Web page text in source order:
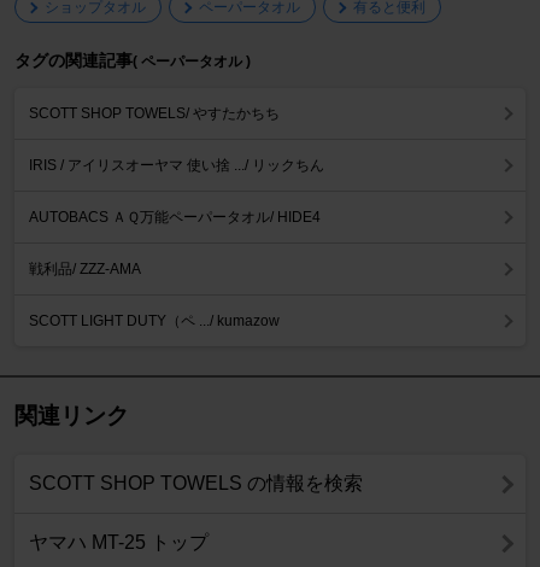
ショップタオル ペーパータオル 有ると便利
タグの関連記事( ペーパータオル )
SCOTT SHOP TOWELS/ やすたかちち
IRIS / アイリスオーヤマ 使い捨 .../ リックちん
AUTOBACS ＡＱ万能ペーパータオル/ HIDE4
戦利品/ ZZZ-AMA
SCOTT LIGHT DUTY（ペ .../ kumazow
関連リンク
SCOTT SHOP TOWELS の情報を検索
ヤマハ MT-25 トップ